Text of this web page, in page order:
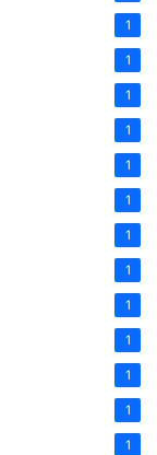
1
1
1
1
1
1
1
1
1
1
1
1
1